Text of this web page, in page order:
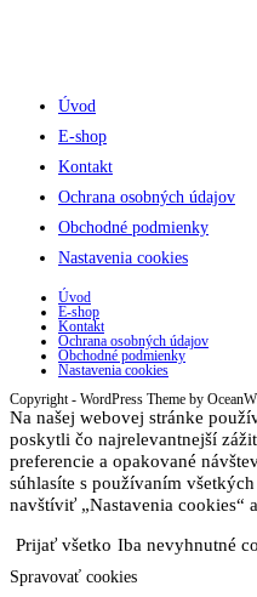
Úvod
E-shop
Kontakt
Ochrana osobných údajov
Obchodné podmienky
Nastavenia cookies
Úvod
E-shop
Kontakt
Ochrana osobných údajov
Obchodné podmienky
Nastavenia cookies
Copyright - WordPress Theme by
Na našej webovej stránke
poskytli čo najrelevantnejší
preferencie a opakované
súhlasíte s používaním
navštíviť „Nastavenia cookies“
Prijať všetko Iba nevyhnutné
Spravovať cookies